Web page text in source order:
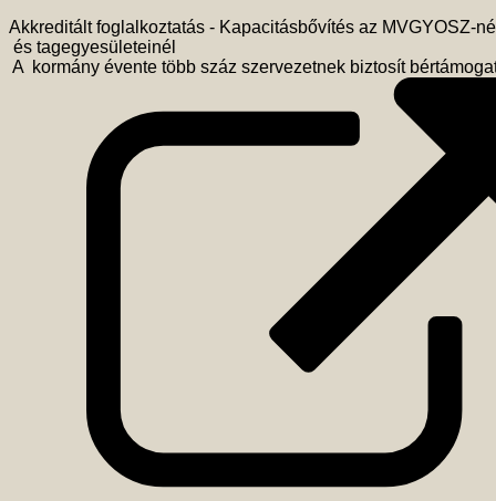
Akkreditált foglalkoztatás - Kapacitásbővítés az MVGYOSZ-
és tagegyesületeinél
A  kormány évente több száz szervezetnek biztosít